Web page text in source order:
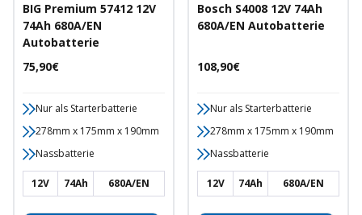
BIG Premium 57412 12V
74Ah 680A/EN
Autobatterie
Angebotspreis
75,90€
Nur als Starterbatterie
278mm x 175mm x 190mm
Nassbatterie
12V 74Ah 680A/EN
Bosch S4008 12V 74Ah
680A/EN Autobatterie
Angebotspreis
108,90€
Nur als Starterbatterie
278mm x 175mm x 190mm
Nassbatterie
12V 74Ah 680A/EN